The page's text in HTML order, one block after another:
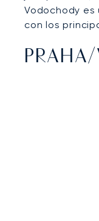
Vodochody
con los